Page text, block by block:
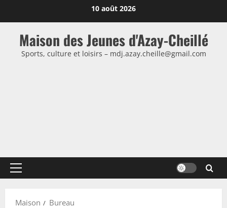
au
contenu
10 août 2026
Maison des Jeunes d'Azay-Cheillé
Sports, culture et loisirs – mdj.azay.cheille@gmail.com
Menu
Maison
Bureau